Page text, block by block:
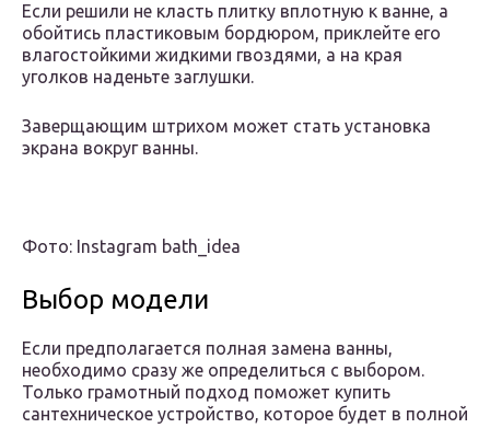
Если решили не класть плитку вплотную к ванне, а
обойтись пластиковым бордюром, приклейте его
влагостойкими жидкими гвоздями, а на края
уголков наденьте заглушки.
Заверщающим штрихом может стать установка
экрана вокруг ванны.
Фото: Instagram bath_idea
Выбор модели
Если предполагается полная замена ванны,
необходимо сразу же определиться с выбором.
Только грамотный подход поможет купить
сантехническое устройство, которое будет в полной